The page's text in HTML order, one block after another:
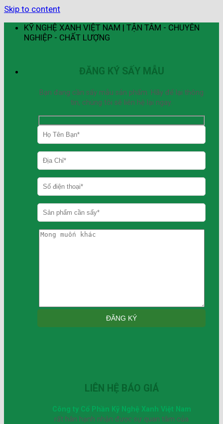
Skip to content
KỸ NGHỆ XANH VIỆT NAM | TẬN TÂM - CHUYÊN
NGHIỆP - CHẤT LƯỢNG
ĐĂNG KÝ SẤY MẪU
Bạn đang cần sấy mẫu sản phẩm. Hãy để lại thông
tin, chúng tôi sẽ liên hệ lại ngay.
LIÊN HỆ BÁO GIÁ
Công ty Cổ Phần Kỹ Nghệ Xanh Việt Nam
rất hân hạnh nhận được sự quan tâm của